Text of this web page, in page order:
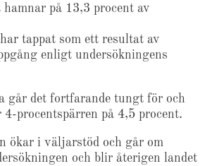
på 13,3 procent av
tappat som ett resultat av
enligt undersökningens
går det fortfarande tungt för och
procentspärren på 4,5 procent.
ökar i väljarstöd och går om
och blir återigen landet